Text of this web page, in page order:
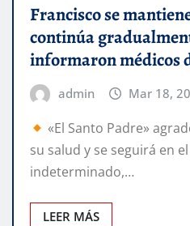
Francisco se
continúa
informaron médicos
admin Mar 18,
«El Santo Padre»
su salud y se seguirá en
indeterminado,…
LEER MÁS